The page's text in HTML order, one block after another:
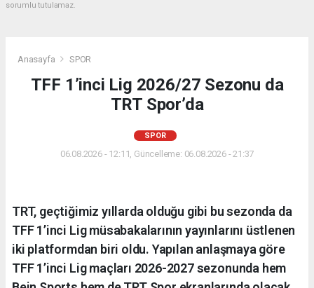
sorumlu tutulamaz.
Anasayfa SPOR
TFF 1’inci Lig 2026/27 Sezonu da
TRT Spor’da
SPOR
06.08.2026 - 12:11, Güncelleme: 06.08.2026 - 21:37
TRT, geçtiğimiz yıllarda olduğu gibi bu sezonda da
TFF 1’inci Lig müsabakalarının yayınlarını üstlenen
iki platformdan biri oldu. Yapılan anlaşmaya göre
TFF 1’inci Lig maçları 2026-2027 sezonunda hem